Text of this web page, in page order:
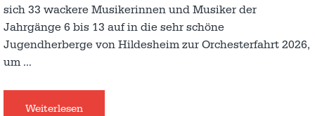
sich 33 wackere Musikerinnen und Musiker der
Jahrgänge 6 bis 13 auf in die sehr schöne
Jugendherberge von Hildesheim zur Orchesterfahrt 2026,
um …
Weiterlesen